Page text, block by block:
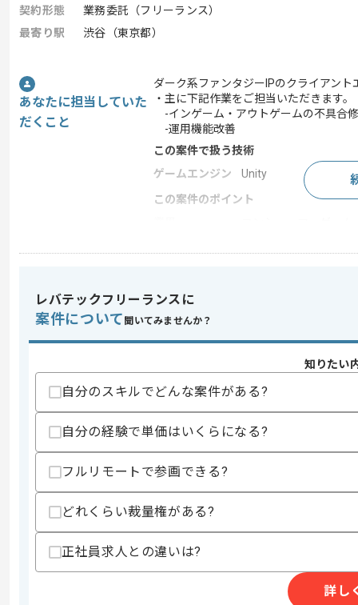
契約形態
業務委託（フリーランス）
最寄り駅
渋谷（東京都）
あなたに担当していた
だくこと
ダーク系ファンタジーIPのクライアン
・主に下記作業をご担当いただきます。
-インゲーム・アウトゲームの不具合
-運用機能改善
この案件で扱う技術
ゲームエンジン
Unity
この案件のポイント
・モバイルゲーム開発経験(2年以上)
歓迎スキル
・Steamでのゲーム開発実務経験
・C#、グラフィックス、またはメモリ
上記に似た経験やスキルをお持ちであれば申
精算・お支払い
精算条件
精算基準時間
140時間〜180時間
レバテックフリーランスに
案件について 聞いてみませんか？
知りたい
自分のスキルでどんな案件がある?
自分の経験で単価はいくらになる?
フルリモートで参画できる?
どれくらい裁量権がある?
正社員求人との違いは?
詳し